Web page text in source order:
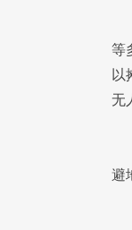
等
以
无
避